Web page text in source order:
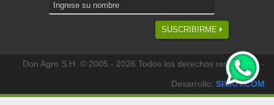
SUSCRIBIRME
Don Agro S.H. © 2005 - 2026 Todos los derechos reservados -
Desarrollo: SISKIT.COM